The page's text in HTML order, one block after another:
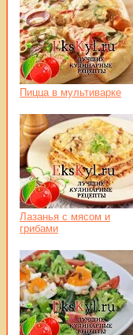
Пицца в мультиварке
Лазанья с мясом и
грибами